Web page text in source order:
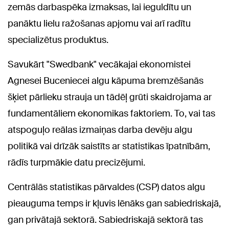
zemās darbaspēka izmaksas, lai ieguldītu un
panāktu lielu ražošanas apjomu vai arī radītu
specializētus produktus.
Savukārt "Swedbank" vecākajai ekonomistei
Agnesei Buceniecei algu kāpuma bremzēšanās
šķiet pārlieku strauja un tādēļ grūti skaidrojama ar
fundamentāliem ekonomikas faktoriem. To, vai tas
atspoguļo reālas izmaiņas darba devēju algu
politikā vai drīzāk saistīts ar statistikas īpatnībām,
rādīs turpmākie datu precizējumi.
Centrālās statistikas pārvaldes (CSP) datos algu
pieauguma temps ir kļuvis lēnāks gan sabiedriskajā,
gan privātajā sektorā. Sabiedriskajā sektorā tas